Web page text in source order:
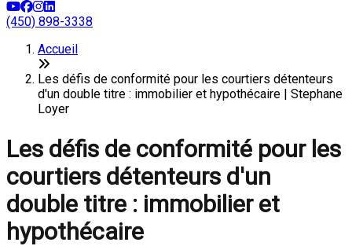
(450) 898-3338
Accueil
Les défis de conformité pour les courtiers détenteurs
d'un double titre : immobilier et hypothécaire | Stephane
Loyer
Les défis de conformité pour les
courtiers détenteurs d'un
double titre : immobilier et
hypothécaire